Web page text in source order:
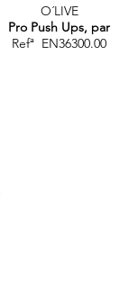
O´LIVE
Pro Push Ups, par
Refª EN36300.00